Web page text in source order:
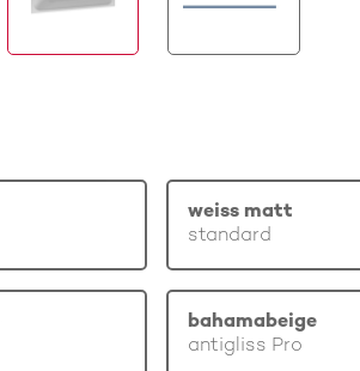
weiss matt
standard
bahamabeige
antigliss Pro